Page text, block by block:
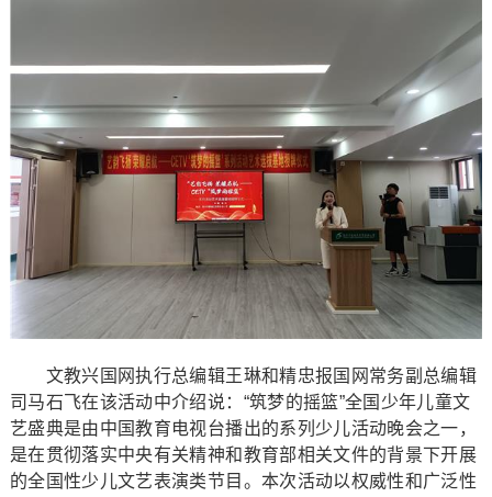
文教兴国网执行总编辑王琳和精忠报国网常务副总编辑
司马石飞在该活动中介绍说：“筑梦的摇篮”全国少年儿童文
艺盛典是由中国教育电视台播出的系列少儿活动晚会之一，
是在贯彻落实中央有关精神和教育部相关文件的背景下开展
的全国性少儿文艺表演类节目。本次活动以权威性和广泛性